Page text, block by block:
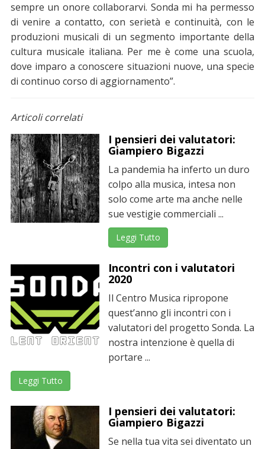
sempre un onore collaborarvi. Sonda mi ha permesso
di venire a contatto, con serietà e continuità, con le
produzioni musicali di un segmento importante della
cultura musicale italiana. Per me è come una scuola,
dove imparo a conoscere situazioni nuove, una specie
di continuo corso di aggiornamento”.
Articoli correlati
I pensieri dei valutatori:
Giampiero Bigazzi
La pandemia ha inferto un duro
colpo alla musica, intesa non
solo come arte ma anche nelle
sue vestigie commerciali ...
Leggi Tutto
Incontri con i valutatori
2020
Il Centro Musica ripropone
quest’anno gli incontri con i
valutatori del progetto Sonda. La
nostra intenzione è quella di
portare ...
Leggi Tutto
I pensieri dei valutatori:
Giampiero Bigazzi
Se nella tua vita sei diventato un